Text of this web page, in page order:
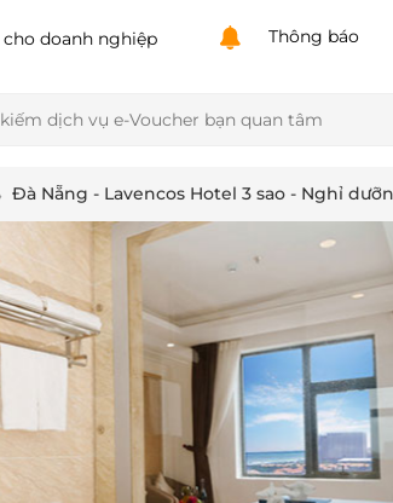
cho doanh nghiệp Thông báo
Đà Nẵng - Lavencos Hotel 3 sao - Nghỉ